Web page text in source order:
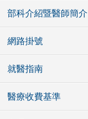
部科介紹暨醫師簡介
網路掛號
就醫指南
醫療收費基準